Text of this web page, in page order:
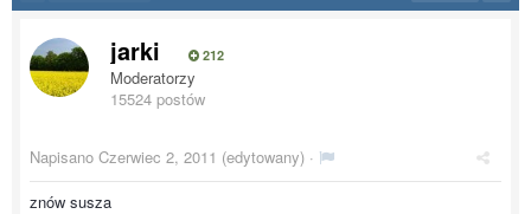
jarki 212
Moderatorzy
15524 postów
Napisano Czerwiec 2, 2011 (edytowany) ·
znów susza